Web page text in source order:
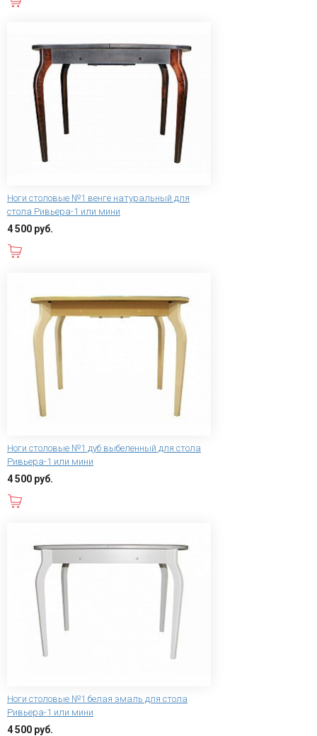
Ноги столовые №1 венге натуральный для
стола Ривьера-1 или мини
4 500 руб.
Ноги столовые №1 дуб выбеленный для стола
Ривьера-1 или мини
4 500 руб.
Ноги столовые №1 белая эмаль для стола
Ривьера-1 или мини
4 500 руб.